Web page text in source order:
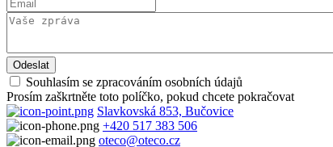
Souhlasím se zpracováním osobních údajů
Prosím zaškrtněte toto políčko, pokud chcete pokračovat
Slavkovská 853, Bučovice
+420 517 383 506
oteco@oteco.cz